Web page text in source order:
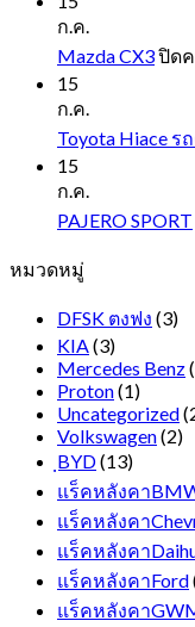
ก.ค.
Mazda CX3ปิด
15
ก.ค.
Toyota Hiace ร
15
ก.ค.
PAJERO SPORT
หมวดหมู่
DFSK ตงฟง (3)
KIA(3)
Mercedes Benz
Proton(1)
Uncategorized
Volkswagen(2)
ฺBYD(13)
แร็คหลังคา
แร็คหลังคา
แร็คหลังคา
แร็คหลังคาFord
แร็คหลังคา